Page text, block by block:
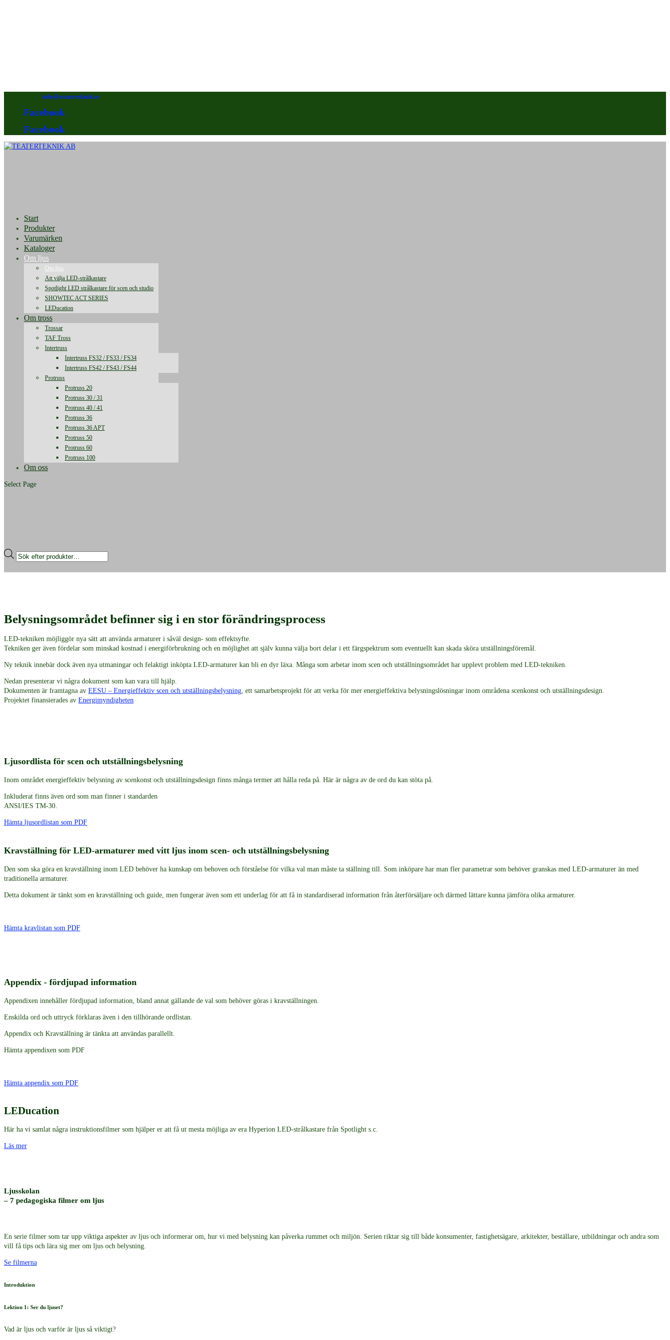
info@teaterteknik.se
Facebook
Facebook
Start
Produkter
Varumärken
Kataloger
Om ljus
Om ljus
Att välja LED-strålkastare
Spotlight LED strålkastare för scen och studio
SHOWTEC ACT SERIES
LEDucation
Om tross
Trossar
TAF Tross
Intertruss
Intertruss FS32 / FS33 / FS34
Intertruss FS42 / FS43 / FS44
Protruss
Protruss 20
Protruss 30 / 31
Protruss 40 / 41
Protruss 36
Protruss 36 APT
Protruss 50
Protruss 60
Protruss 100
Om oss
Select Page
Produktsökning
Belysningsområdet befinner sig i en stor förändringsprocess
LED-tekniken möjliggör nya sätt att använda armaturer i såväl design- som effektsyfte.
Tekniken ger även fördelar som minskad kostnad i energiförbrukning och en möjlighet att själv kunna välja bort delar i ett färgspektrum som eventuellt kan skada sköra utställningsföremål.
Ny teknik innebär dock även nya utmaningar och felaktigt inköpta LED-armaturer kan bli en dyr läxa. Många som arbetar inom scen och utställningsområdet har upplevt problem med LED-tekniken.
Nedan presenterar vi några dokument som kan vara till hjälp.
Dokumenten är framtagna av EESU – Energieffektiv scen och utställningsbelysning , ett samarbetsprojekt för att verka för mer energieffektiva belysningslösningar inom områdena scenkonst och utställningsdesign.
Projektet finansierades av Energimyndigheten
Ljusordlista för scen och utställningsbelysning
Inom området energieffektiv belysning av scenkonst och utställningsdesign finns många termer att hålla reda på. Här är några av de ord du kan stöta på.
Inkluderat finns även ord som man finner i standarden
ANSI/IES TM-30.
Hämta ljusordlistan som PDF
Kravställning för LED-armaturer med vitt ljus inom scen- och utställningsbelysning
Den som ska göra en kravställning inom LED behöver ha kunskap om behoven och förståelse för vilka val man måste ta ställning till. Som inköpare har man fler parametrar som behöver granskas med LED-armaturer än med
traditionella armaturer.
Detta dokument är tänkt som en kravställning och guide, men fungerar även som ett underlag för att få in standardiserad information från återförsäljare och därmed lättare kunna jämföra olika armaturer.
Hämta kravlistan som PDF
Appendix - fördjupad information
Appendixen innehåller fördjupad information, bland annat gällande de val som behöver göras i kravställningen.
Enskilda ord och uttryck förklaras även i den tillhörande ordlistan.
Appendix och Kravställning är tänkta att användas parallellt.
Hämta appendixen som PDF
Hämta appendix som PDF
LEDucation
Här ha vi samlat några instruktionsfilmer som hjälper er att få ut mesta möjliga av era Hyperion LED-strålkastare från Spotlight s.c.
Läs mer
Ljusskolan
– 7 pedagogiska filmer om ljus
En serie filmer som tar upp viktiga aspekter av ljus och informerar om, hur vi med belysning kan påverka rummet och miljön. Serien riktar sig till både konsumenter, fastighetsägare, arkitekter, beställare, utbildningar och andra som
vill få tips och lära sig mer om ljus och belysning.
Se filmerna
Introduktion
Lektion 1: Ser du ljuset?
Vad är ljus och varför är ljus så viktigt?